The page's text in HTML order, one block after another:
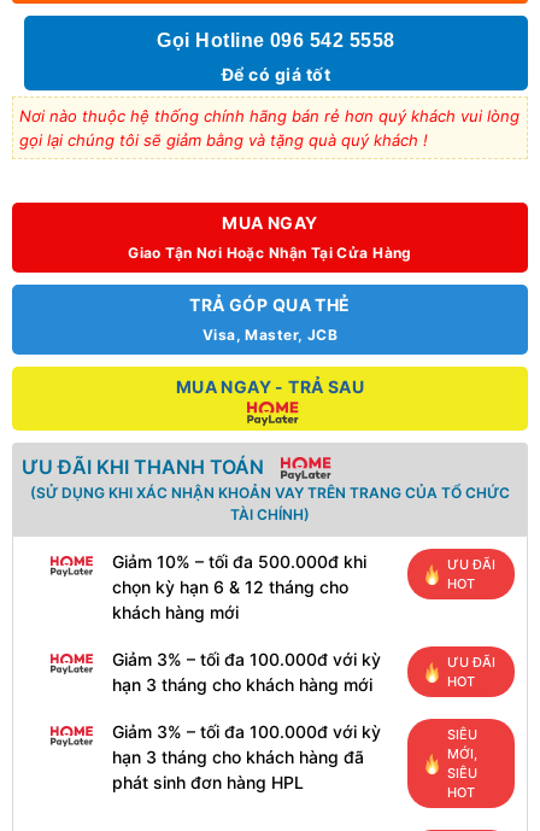
Gọi Hotline 096 542 5558
Để có giá tốt
Nơi nào thuộc hệ thống chính hãng bán rẻ hơn quý khách vui lòng
gọi lại chúng tôi sẽ giảm bằng và tặng quà quý khách !
MUA NGAY
Giao Tận Nơi Hoặc Nhận Tại Cửa Hàng
TRẢ GÓP QUA THẺ
Visa, Master, JCB
MUA NGAY - TRẢ SAU
ƯU ĐÃI KHI THANH TOÁN
(SỬ DỤNG KHI XÁC NHẬN KHOẢN VAY TRÊN TRANG CỦA TỔ CHỨC
TÀI CHÍNH)
Giảm 10% – tối đa 500.000đ khi
chọn kỳ hạn 6 & 12 tháng cho
khách hàng mới
ƯU ĐÃI
HOT
Giảm 3% – tối đa 100.000đ với kỳ
hạn 3 tháng cho khách hàng mới
ƯU ĐÃI
HOT
Giảm 3% – tối đa 100.000đ với kỳ
hạn 3 tháng cho khách hàng đã
phát sinh đơn hàng HPL
SIÊU
MỚI,
SIÊU
HOT